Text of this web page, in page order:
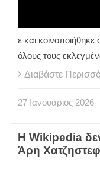
ε και
όλους τους
Διαβάστε
27 Ιανουάριος 2026
Η Wikipedia
Άρη